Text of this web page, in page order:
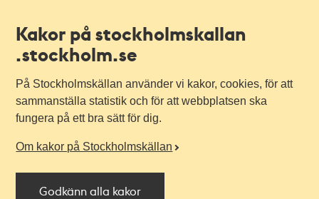
Kakor på stockholmskallan
.stockholm.se
På Stockholmskällan använder vi kakor, cookies, för att
sammanställa statistik och för att webbplatsen ska
fungera på ett bra sätt för dig.
Om kakor på Stockholmskällan
Godkänn alla kakor